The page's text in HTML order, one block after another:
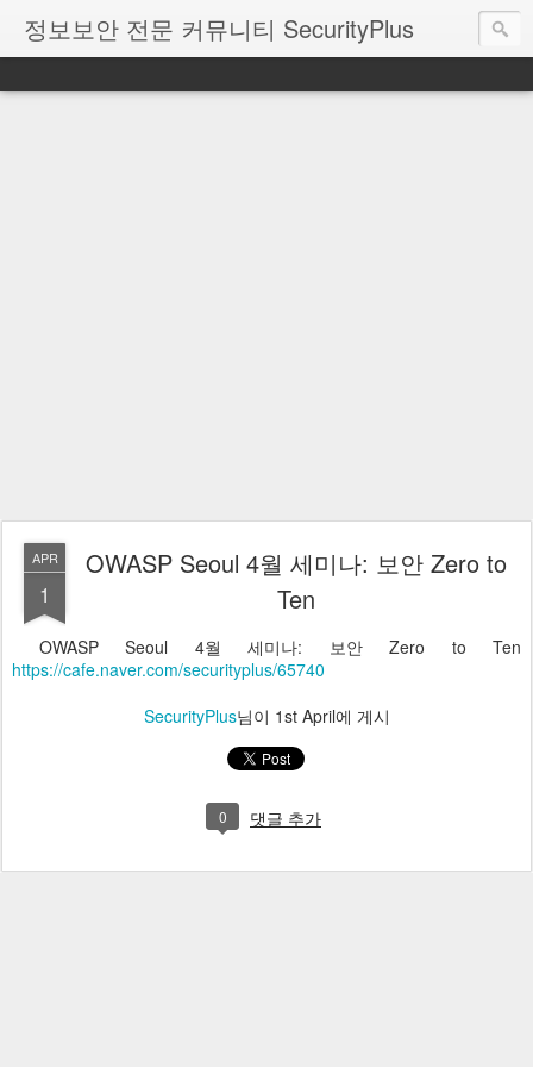
정보보안 전문 커뮤니티 SecurityPlus
APR
1
OWASP Seoul 4월 세미나: 보안 Zero to
Ten
OWASP Seoul 4월 세미나: 보안 Zero to Ten
https://cafe.naver.com/securityplus/65740
SecurityPlus님이 1st April에 게시
0 댓글 추가